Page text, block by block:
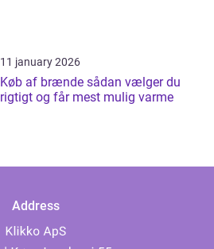
11 january 2026
Køb af brænde sådan vælger du
rigtigt og får mest mulig varme
Address